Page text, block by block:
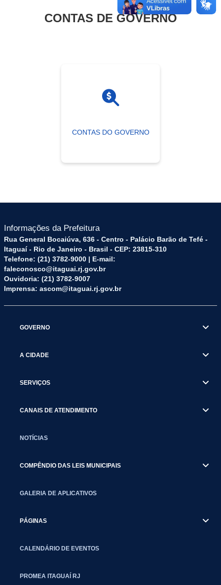
CONTAS DE GOVERNO
CONTAS DO GOVERNO
Informações da Prefeitura
Rua General Bocaiúva, 636 - Centro - Palácio Barão de Tefé -
Itaguaí - Rio de Janeiro - Brasil - CEP: 23815-310
Telefone: (21) 3782-9000 | E-mail:
faleconosco@itaguai.rj.gov.br
Ouvidoria: (21) 3782-9007
Imprensa: ascom@itaguai.rj.gov.br
GOVERNO
A CIDADE
SERVIÇOS
CANAIS DE ATENDIMENTO
NOTÍCIAS
COMPÊNDIO DAS LEIS MUNICIPAIS
GALERIA DE APLICATIVOS
PÁGINAS
CALENDÁRIO DE EVENTOS
PROMEA ITAGUAÍ RJ